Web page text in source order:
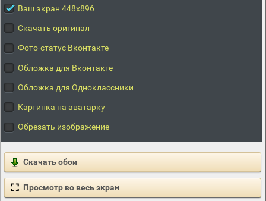
Ваш экран 448x896
Скачать оригинал
Фото-статус Вконтакте
Обложка для Вконтакте
Обложка для Одноклассники
Картинка на аватарку
Обрезать изображение
Скачать обои
Просмотр во весь экран